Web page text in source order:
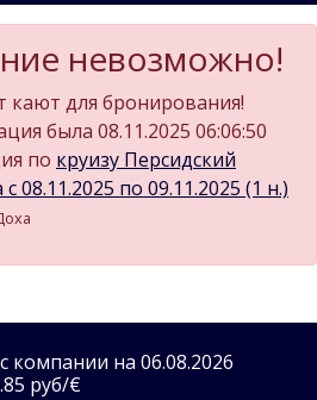
невозможно!
кают для бронирования!
была 08.11.2025 06:06:50
по круизу Персидский
08.11.2025 по 09.11.2025 (1 н.)
компании на 06.08.2026
руб/€